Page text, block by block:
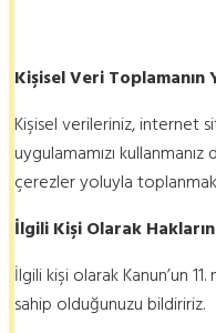
Kişisel Veri Toplamanın
Kişisel verileriniz, internet
uygulamamızı
çerezler yoluyla
İlgili Kişi Olarak
İlgili kişi olarak Kanun’un
sahip olduğunuzu bildiririz.